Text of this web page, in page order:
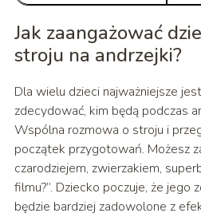
Jak zaangażować
stroju na andrzejki?
Dla wielu dzieci najważniejsze
zdecydować, kim będą podczas
Wspólna rozmowa o stroju i
początek przygotowań. Możesz
czarodziejem, zwierzakiem,
filmu?”. Dziecko poczuje, że jego
będzie bardziej zadowolone z